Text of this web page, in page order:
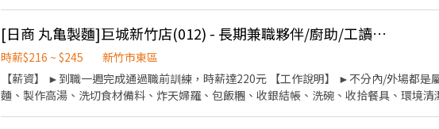
梅楊新 - 智取店 桃園市楊梅區楊新北路269之5號1樓 蘆竹長興 - 智取店 桃園市蘆竹區長
市觀音區新生路1545號1樓 龍潭龍華 - 智取店 桃園市龍潭區龍華路395號1樓 新豐松柏 -
口中山 - 智取店 新竹縣湖口鄉中山路二段336號1樓 竹東中豐 - 智取店 新竹縣竹東鎮中豐
縣芎林鄉文山路437號1樓 . . 💰 薪資福利說明 🔸台北市智取店(本薪$201/hr)：夜班時薪$249起,另加區域津貼（含夜班津貼$40 +
交通津貼$8） 🔸非台北市智取店(本薪$196/hr)：夜班時薪$244起,另加區域津貼（含夜班
有另加 $5~55/hr 區域津貼，可於顧問電談時做資訊確認唷! ⚠️2026/5/1起，中正臨沂 -
私訊或投履歷，我們會盡快聯絡面試
[日商 丸亀製麵]巨城新竹店(012) - 長期兼職夥伴/廚助/工讀生/彈性排班
時薪$216 ~ $245
新竹市東區
【薪資】 ►到職一週完成通過職前訓練，時薪達220元 【工作說明】 ►不分內/外場都是屬於合併型態的工作內容：製麵、煮
麵、製作高湯、洗切食材備料、炸天婦羅、包飯糰、收銀結帳、洗碗、收拾餐具、環境清潔..等 【工作時間】 ►彈性排